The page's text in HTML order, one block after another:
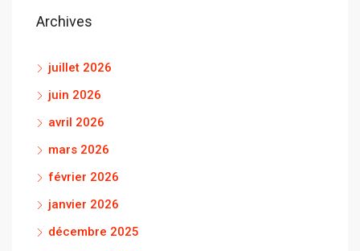
Archives
juillet 2026
juin 2026
avril 2026
mars 2026
février 2026
janvier 2026
décembre 2025